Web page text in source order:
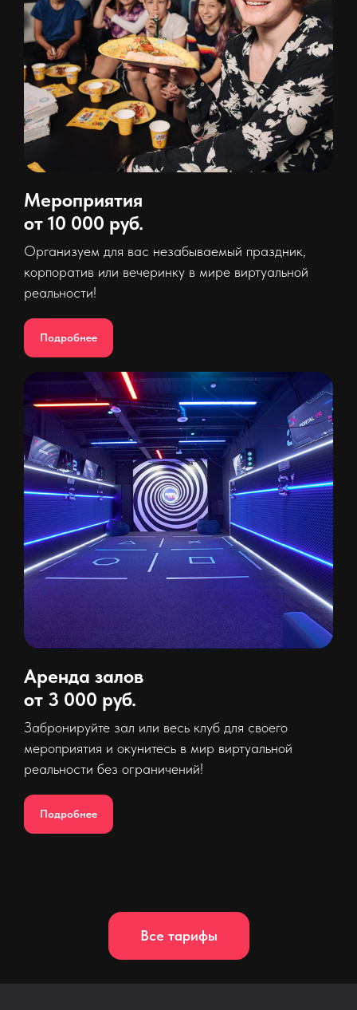
Мероприятия
от 10 000 руб.
Организуем для вас незабываемый праздник,
корпоратив или вечеринку в мире виртуальной
реальности!
Подробнее
Аренда залов
от 3 000 руб.
Забронируйте зал или весь клуб для своего
мероприятия и окунитесь в мир виртуальной
реальности без ограничений!
Подробнее
Все тарифы